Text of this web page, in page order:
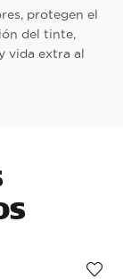
protegen el
del tinte,
vida extra al